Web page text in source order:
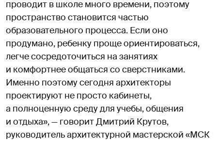
проводит в школе много времени, поэтому
пространство становится частью
образовательного процесса. Если оно
продумано, ребенку проще ориентироваться,
легче сосредоточиться на занятиях
и комфортнее общаться со сверстниками.
Именно поэтому сегодня архитекторы
проектируют не просто кабинеты,
а полноценную среду для учебы, общения
и отдыха», — говорит Дмитрий Крутов,
руководитель архитектурной мастерской «МСК